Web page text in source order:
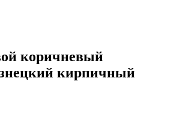
коричневый
кирпичный